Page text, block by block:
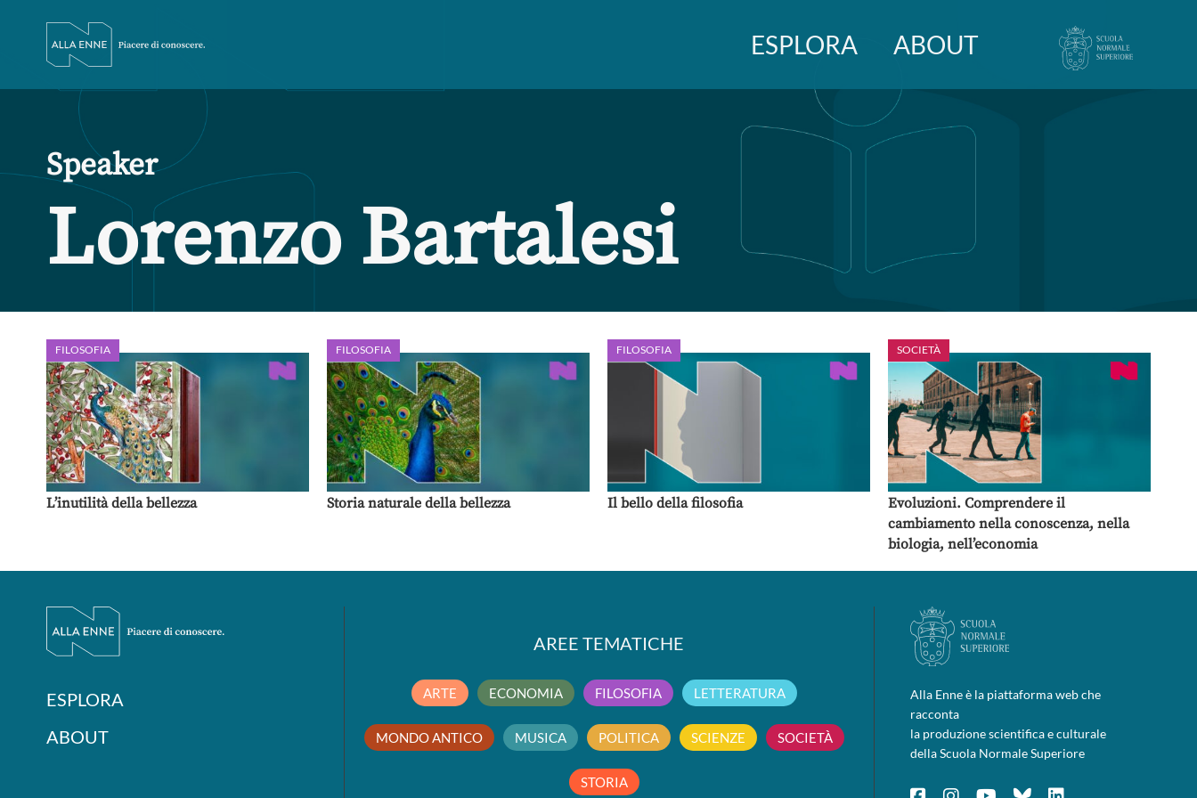
ESPLORA ABOUT
Speaker
Lorenzo Bartalesi
FILOSOFIA
L’inutilità della bellezza
FILOSOFIA
Storia naturale della bellezza
FILOSOFIA
Il bello della filosofia
SOCIETÀ
Evoluzioni. Comprendere il
cambiamento nella conoscenza, nella
biologia, nell’economia
ESPLORA
ABOUT
AREE TEMATICHE
ARTE ECONOMIA FILOSOFIA LETTERATURA
MONDO ANTICO MUSICA POLITICA SCIENZE SOCIETÀ
STORIA
Alla Enne è la piattaforma web che
racconta
la produzione scientifica e culturale
della Scuola Normale Superiore